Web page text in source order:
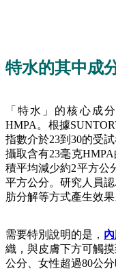
特水的其中成
「特水」的核心成
HMPA。根據
指數介於23到30的受
攝取含有23毫克
積平均減少約2平方公
平方公分。研究人員
肪分解等方式產生效果
需要特別說明的是，
織，與皮膚下方可觸
公分、女性超過80公